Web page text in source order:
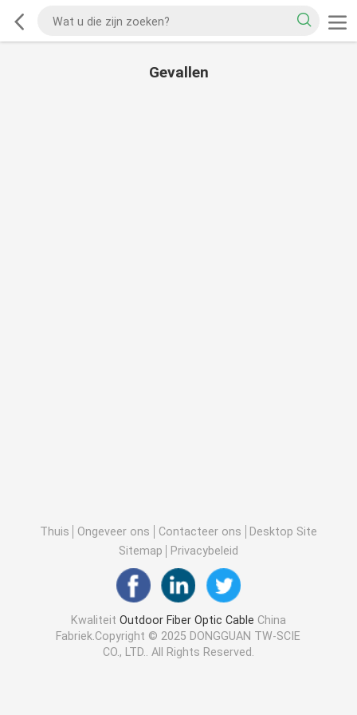
Gevallen
Thuis Ongeveer ons Contacteer ons
Desktop Site
Sitemap
Privacybeleid
Kwaliteit Outdoor Fiber Optic Cable China
Fabriek.Copyright © 2025 DONGGUAN TW-SCIE
CO., LTD.. All Rights Reserved.